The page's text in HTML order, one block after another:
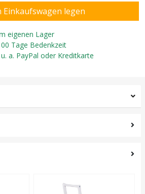
eigenen Lager
Tage Bedenkzeit
a. PayPal oder Kreditkarte